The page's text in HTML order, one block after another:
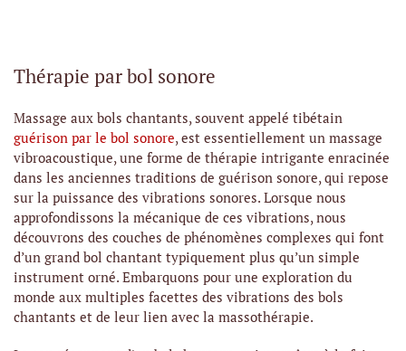
Thérapie par bol sonore
Massage aux bols chantants, souvent appelé tibétain
guérison par le bol sonore, est essentiellement un massage
vibroacoustique, une forme de thérapie intrigante enracinée
dans les anciennes traditions de guérison sonore, qui repose
sur la puissance des vibrations sonores. Lorsque nous
approfondissons la mécanique de ces vibrations, nous
découvrons des couches de phénomènes complexes qui font
d’un grand bol chantant typiquement plus qu’un simple
instrument orné. Embarquons pour une exploration du
monde aux multiples facettes des vibrations des bols
chantants et de leur lien avec la massothérapie.